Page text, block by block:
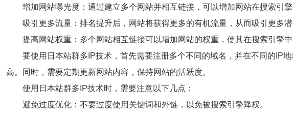
增加网站曝光度：通过建立多个网站并相互链接，可以增加网站在搜索引擎
吸引更多流量：排名提升后，网站将获得更多的有机流量，从而吸引更多潜
提高网站权重：多个网站相互链接可以增加网站的权重，使其在搜索引擎中
要使用日本站群多IP技术，首先需要注册多个不同的域名，并在不同的IP
高。同时，需要定期更新网站内容，保持网站的活跃度。
使用日本站群多IP技术时，需要注意以下几点：
避免过度优化：不要过度使用关键词和外链，以免被搜索引擎降权。